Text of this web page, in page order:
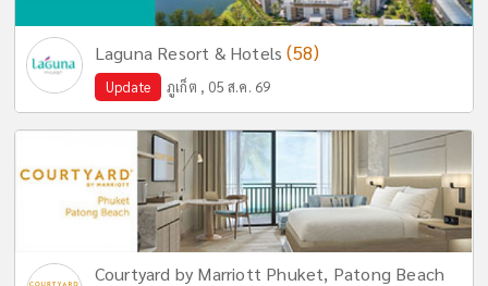
Laguna Resort & Hotels(58)
Update ภูเก็ต , 05 ส.ค. 69
Courtyard by Marriott Phuket, Patong Beach